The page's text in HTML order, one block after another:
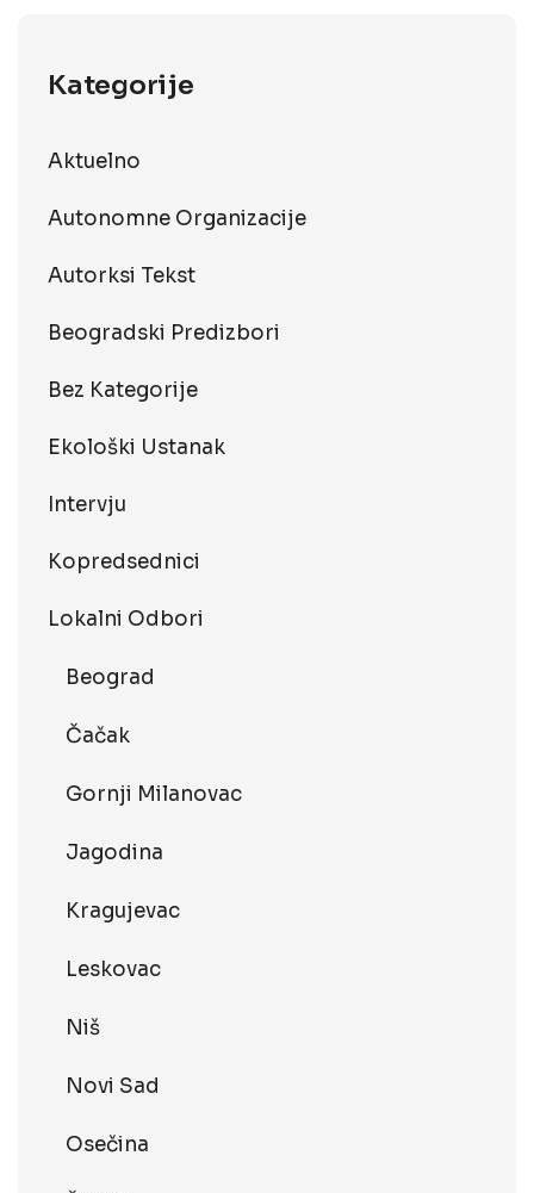
Kategorije
Aktuelno
Autonomne Organizacije
Autorksi Tekst
Beogradski Predizbori
Bez Kategorije
Ekološki Ustanak
Intervju
Kopredsednici
Lokalni Odbori
Beograd
Čačak
Gornji Milanovac
Jagodina
Kragujevac
Leskovac
Niš
Novi Sad
Osečina